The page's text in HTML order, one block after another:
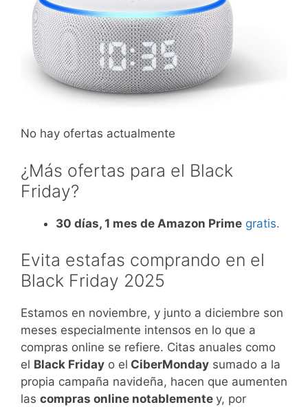
No hay ofertas actualmente
¿Más ofertas para el Black
Friday?
30 días, 1 mes de Amazon Prime gratis.
Evita estafas comprando en el
Black Friday 2025
Estamos en noviembre, y junto a diciembre son
meses especialmente intensos en lo que a
compras online se refiere. Citas anuales como
el Black Friday o el CiberMonday sumado a la
propia campaña navideña, hacen que aumenten
las compras online notablemente y, por